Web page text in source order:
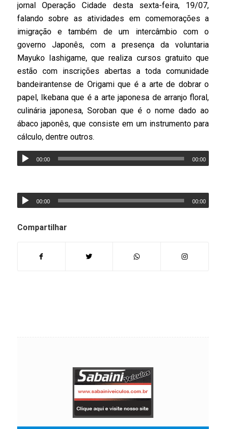
jornal Operação Cidade desta sexta-feira, 19/07,
falando sobre as atividades em comemorações a
imigração e também de um intercâmbio com o
governo Japonês, com a presença da voluntaria
Mayuko Iashigame, que realiza cursos gratuito que
estão com inscrições abertas a toda comunidade
bandeirantense de Origami que é a arte de dobrar o
papel, Ikebana que é a arte japonesa de arranjo floral,
culinária japonesa, Soroban que é o nome dado ao
ábaco japonês, que consiste em um instrumento para
cálculo, dentre outros.
00:00 00:00
00:00 00:00
Compartilhar